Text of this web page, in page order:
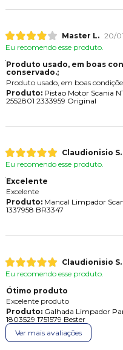
Master L. 20/
Eu recomendo esse produto.
Produto usado, em boas
conservado.;
Produto usado, em boas
Produto:Pistao Motor Scania
2552801 2333959 Original
Claudionisio S.
Eu recomendo esse produto.
Excelente
Excelente
Produto:Mancal Limpador
1337958 BR3347
Claudionisio S.
Eu recomendo esse produto.
Ótimo produto
Excelente produto
Produto:Galhada Limpador
1803529 1751579 Bester
Ver mais avaliações